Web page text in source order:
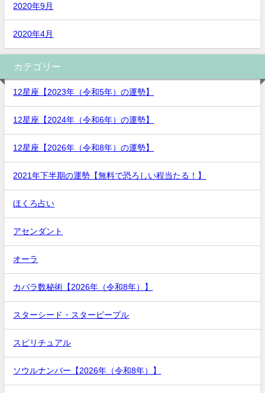
2020年9月
2020年4月
カテゴリー
12星座【2023年（令和5年）の運勢】
12星座【2024年（令和6年）の運勢】
12星座【2026年（令和8年）の運勢】
2021年下半期の運勢【無料で恐ろしい程当たる！】
ほくろ占い
アセンダント
オーラ
カバラ数秘術【2026年（令和8年）】
スターシード・スターピープル
スピリチュアル
ソウルナンバー【2026年（令和8年）】